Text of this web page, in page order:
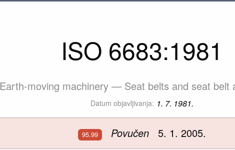
ISO 6683:1981
Earth-moving machinery — Seat belts and seat belt
Datum objavljivanja: 1. 7. 1981.
95.99 Povučen 5. 1. 2005.